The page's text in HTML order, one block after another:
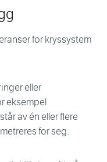
for kryssystem
eller
eksempel
av én eller flere
for seg.